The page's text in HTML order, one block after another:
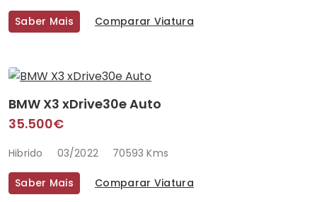
Saber Mais Comparar Viatura
BMW X3 xDrive30e Auto
35.500€
Hibrido 03/2022 70593 Kms
Saber Mais Comparar Viatura